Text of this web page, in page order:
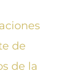
de
de la